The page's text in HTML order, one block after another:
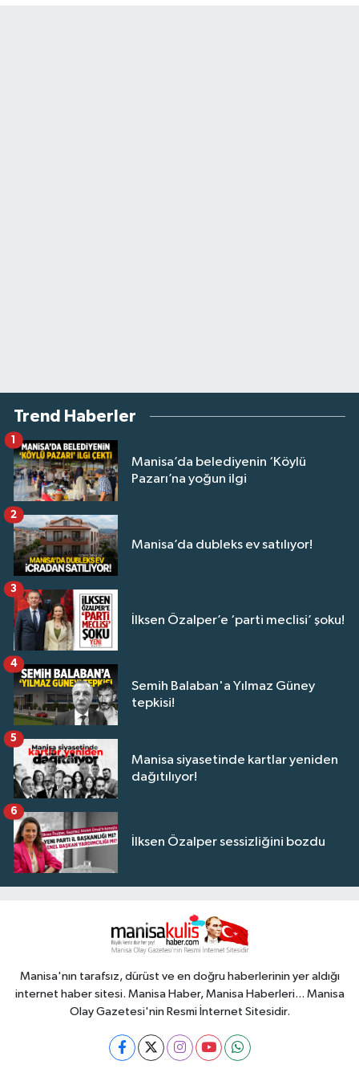
Trend Haberler
Manisa’da belediyenin ‘Köylü
Pazarı’na yoğun ilgi
1
Manisa’da dubleks ev satılıyor!
2
İlksen Özalper’e ‘parti meclisi’ şoku!
3
Semih Balaban'a Yılmaz Güney
tepkisi!
4
Manisa siyasetinde kartlar yeniden
dağıtılıyor!
5
İlksen Özalper sessizliğini bozdu
6
Manisa'nın tarafsız, dürüst ve en doğru haberlerinin yer aldığı
internet haber sitesi. Manisa Haber, Manisa Haberleri... Manisa
Olay Gazetesi'nin Resmi İnternet Sitesidir.